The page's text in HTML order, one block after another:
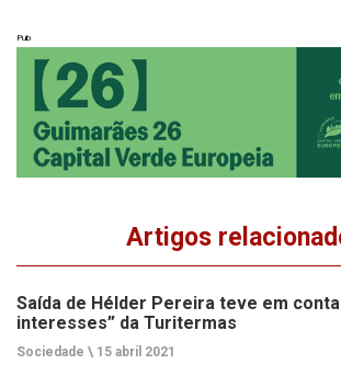
Pub
Artigos
Saída de Hélder Pereira teve em
interesses” da Turitermas
Sociedade \ 15 abril 2021